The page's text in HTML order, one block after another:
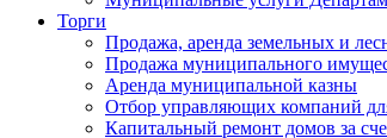
Торги
Продажа, аренда земельных и
Продажа муниципального
Аренда муниципальной казны
Отбор управляющих компаний
Капитальный ремонт домов за